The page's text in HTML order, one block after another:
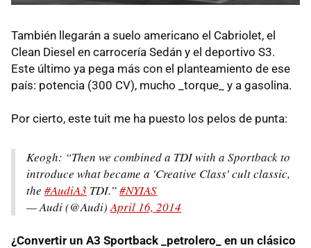
También llegarán a suelo americano el Cabriolet, el
Clean Diesel en carrocería Sedán y el deportivo S3.
Este último ya pega más con el planteamiento de ese
país: potencia (300 CV), mucho _torque_ y a gasolina.
Por cierto, este tuit me ha puesto los pelos de punta:
Keogh: “Then we combined a TDI with a Sportback to
introduce what became a 'Creative Class' cult classic,
the #AudiA3 TDI.”#NYIAS
— Audi (@Audi)April 16, 2014
¿Convertir un A3 Sportback _petrolero_ en un clásico